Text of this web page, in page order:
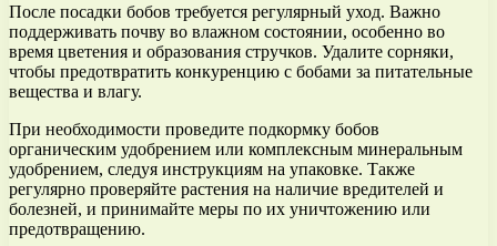
После посадки бобов требуется регулярный уход. Важно
поддерживать почву во влажном состоянии, особенно во
время цветения и образования стручков. Удалите сорняки,
чтобы предотвратить конкуренцию с бобами за питательные
вещества и влагу.
При необходимости проведите подкормку бобов
органическим удобрением или комплексным минеральным
удобрением, следуя инструкциям на упаковке. Также
регулярно проверяйте растения на наличие вредителей и
болезней, и принимайте меры по их уничтожению или
предотвращению.